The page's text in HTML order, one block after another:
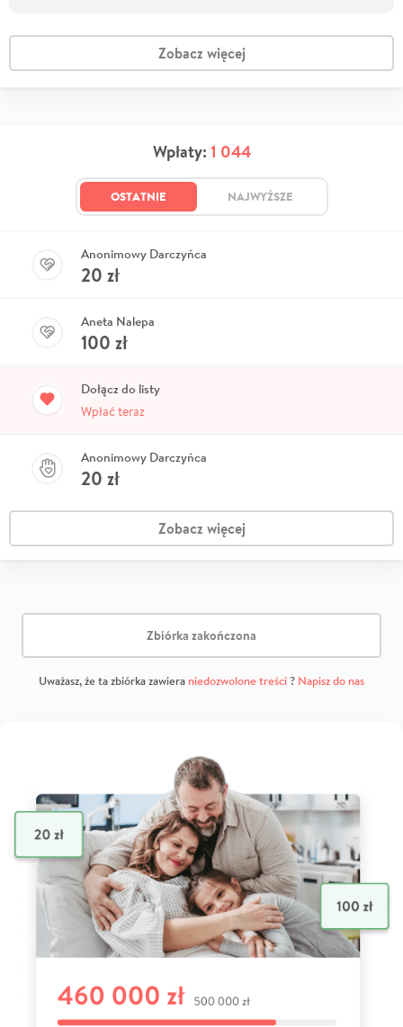
Zobacz więcej
Wpłaty: 1 044
OSTATNIE NAJWYŻSZE
Anonimowy Darczyńca
20 zł
Aneta Nalepa
100 zł
Dołącz do listy
Wpłać teraz
Anonimowy Darczyńca
20 zł
Zobacz więcej
Zbiórka zakończona
Uważasz, że ta zbiórka zawiera niedozwolone treści? Napisz do nas